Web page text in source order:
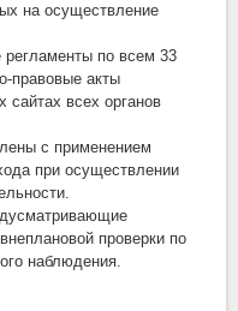
на осуществление
регламенты по всем 33
правовые акты
всех органов
с применением
при осуществлении
проверки по
наблюдения.